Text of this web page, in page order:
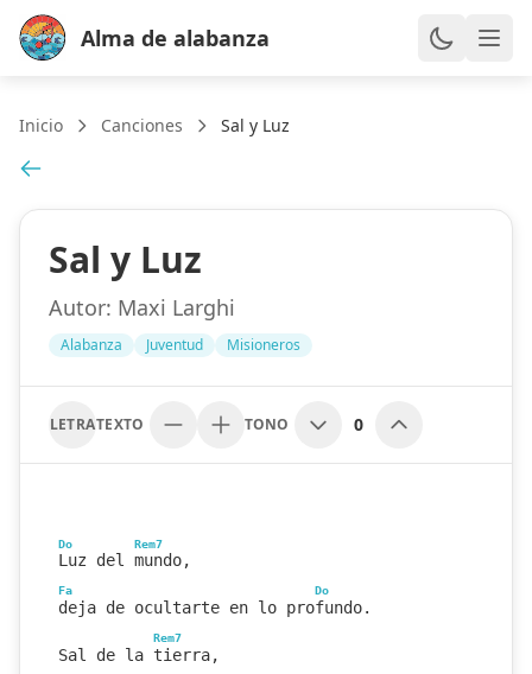
Alma de alabanza
Inicio Canciones Sal y Luz
Sal y Luz
Autor: Maxi Larghi
Alabanza Juventud Misioneros
LETRATEXTO TONO 0
Do Rem7
Luz del mundo,
Fa Do
deja de ocultarte en lo profundo.
Rem7
Sal de la tierra,